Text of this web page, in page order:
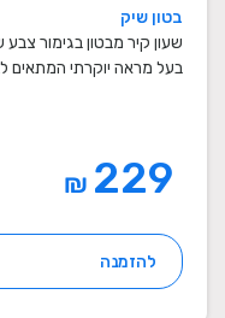
בטון שיק
שעון קיר מבטון בגימור
בעל מראה יוקרתי המתאים
₪
להזמנה